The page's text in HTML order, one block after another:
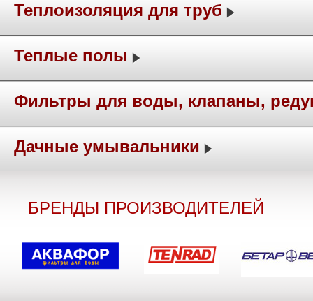
Теплоизоляция для труб
Теплые полы
Фильтры для воды, клапаны,
Дачные умывальники
БРЕНДЫ ПРОИЗВОДИТЕЛЕЙ